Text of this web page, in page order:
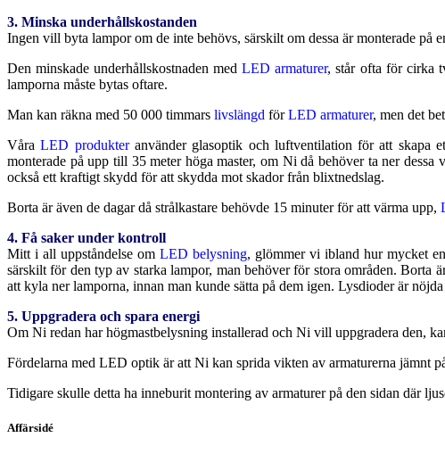
3. Minska underhållskostanden
Ingen vill byta lampor om de inte behövs, särskilt om dessa är monterade på
Den minskade underhållskostnaden medLED armaturer, står ofta för cirka
lamporna måste bytas oftare.
Man kan räkna med 50 000 timmars livslängd förLED armaturer, men det
VåraLED produkteranvänder glasoptik och luftventilation för att skapa
monterade på upp till 35 meter höga master, om Ni då behöver ta ner
också ett kraftigt skydd för att skydda mot skador från blixtnedslag.
Borta är även de dagar då strålkastare behövde 15 minuter för att värma upp,
4. Få saker under kontroll
Mitt i all uppståndelse omLED belysning, glömmer vi ibland hur mycket
särskilt för den typ av starka lampor, man behöver för stora områden. Borta
att kyla ner lamporna, innan man kunde sätta på dem igen. Lysdioder är
5. Uppgradera och spara energi
Om Ni redan har högmastbelysning installerad och Ni vill uppgradera den,
Fördelarna med LED optik är att Ni kan sprida vikten av armaturerna jämnt
Tidigare skulle detta ha inneburit montering av armaturer på den sidan där
Affärsidé